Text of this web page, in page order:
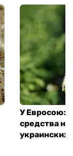
У
средства